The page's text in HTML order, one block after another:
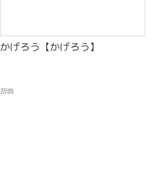
かげろう【かげろう】
辞典